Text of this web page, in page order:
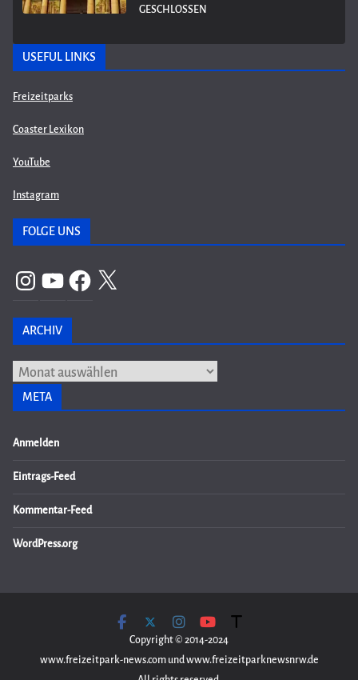
GESCHLOSSEN
USEFUL LINKS
Freizeitparks
Coaster Lexikon
YouTube
Instagram
FOLGE UNS
InstagramYouTubeFacebook
X
ARCHIV
Archiv
META
Anmelden
Eintrags-Feed
Kommentar-Feed
WordPress.org
Copyright © 2014-2024
www.freizeitpark-news.com und www.freizeitparknewsnrw.de